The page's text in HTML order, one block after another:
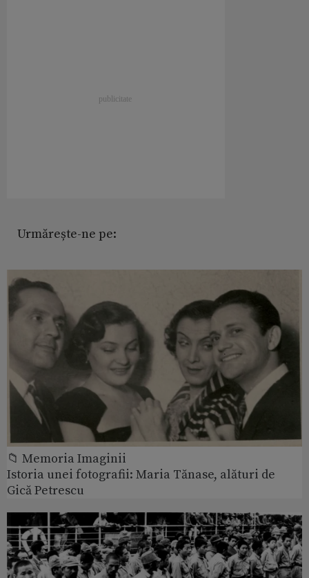
Urmărește-ne pe:
📁 Memoria Imaginii
Istoria unei fotografii: Maria Tănase, alături de
Gică Petrescu